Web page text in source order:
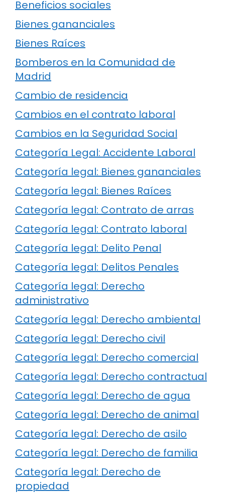
Beneficios sociales
Bienes gananciales
Bienes Raíces
Bomberos en la Comunidad de
Madrid
Cambio de residencia
Cambios en el contrato laboral
Cambios en la Seguridad Social
Categoría Legal: Accidente Laboral
Categoría legal: Bienes gananciales
Categoría legal: Bienes Raíces
Categoría legal: Contrato de arras
Categoría legal: Contrato laboral
Categoría legal: Delito Penal
Categoría legal: Delitos Penales
Categoría legal: Derecho
administrativo
Categoría legal: Derecho ambiental
Categoría legal: Derecho civil
Categoría legal: Derecho comercial
Categoría legal: Derecho contractual
Categoría legal: Derecho de agua
Categoría legal: Derecho de animal
Categoría legal: Derecho de asilo
Categoría legal: Derecho de familia
Categoría legal: Derecho de
propiedad